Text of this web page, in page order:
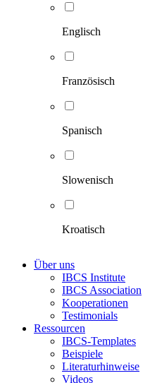
Englisch
Französisch
Spanisch
Slowenisch
Kroatisch
Über uns
IBCS Institute
IBCS Association
Kooperationen
Testimonials
Ressourcen
IBCS-Templates
Beispiele
Literaturhinweise
Videos